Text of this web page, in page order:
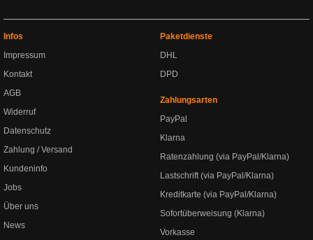
Infos
Impressum
Kontakt
AGB
Widerruf
Datenschutz
Zahlung / Versand
Kundeninfo
Jobs
Über uns
News
Paketdienste
DHL
DPD
Zahlungsarten
PayPal
Klarna
Ratenzahlung (via PayPal/Klarna)
Lastschrift (via PayPal/Klarna)
Kreditkarte (via PayPal/Klarna)
Sofortüberweisung (Klarna)
Vorkasse